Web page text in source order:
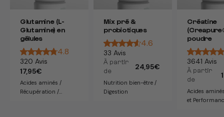
Glutamine (L-
Glutamine) en
gélules
4.8
320 Avis
Prix
habituel
17,95€
Acides aminés /
Récupération /
Mix pré &
probiotiques
4.6
33 Avis
À partir
de
Prix
habituel
24,95€
Nutrition bien-être /
Digestion
Créatine
poudre
3641 Avis
À partir
de
Acides aminés /
et